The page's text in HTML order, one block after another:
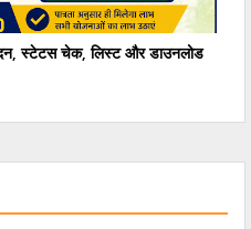
स्टेटस चेक, लिस्ट और डाउनलोड